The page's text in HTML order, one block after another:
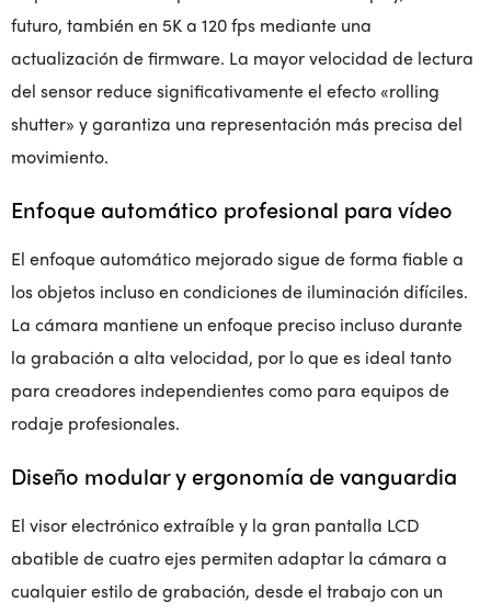
futuro, también en 5K a 120 fps mediante una
actualización de firmware. La mayor velocidad de lectura
del sensor reduce significativamente el efecto «rolling
shutter» y garantiza una representación más precisa del
movimiento.
Enfoque automático profesional para vídeo
El enfoque automático mejorado sigue de forma fiable a
los objetos incluso en condiciones de iluminación difíciles.
La cámara mantiene un enfoque preciso incluso durante
la grabación a alta velocidad, por lo que es ideal tanto
para creadores independientes como para equipos de
rodaje profesionales.
Diseño modular y ergonomía de vanguardia
El visor electrónico extraíble y la gran pantalla LCD
abatible de cuatro ejes permiten adaptar la cámara a
cualquier estilo de grabación, desde el trabajo con un